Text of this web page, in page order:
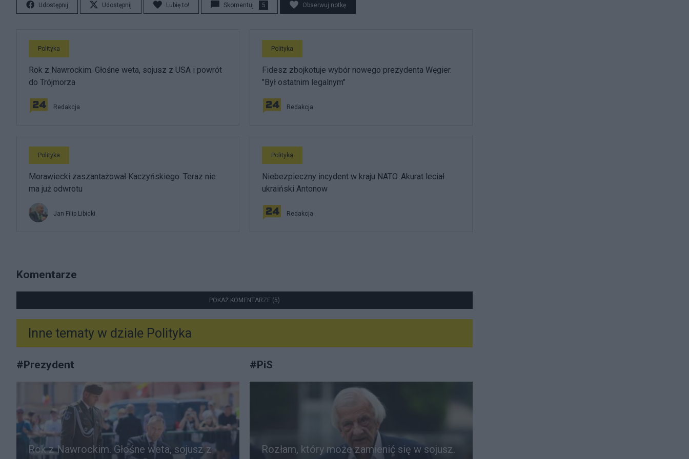
Udostępnij Udostępnij Lubię to! Skomentuj 5 Obserwuj notkę
Polityka
Rok z Nawrockim. Głośne weta, sojusz z USA i powrót
do Trójmorza
Redakcja
Polityka
Fidesz zbojkotuje wybór nowego prezydenta Węgier.
"Był ostatnim legalnym"
Redakcja
Polityka
Morawiecki zaszantażował Kaczyńskiego. Teraz nie
ma już odwrotu
Jan Filip Libicki
Polityka
Niebezpieczny incydent w kraju NATO. Akurat leciał
ukraiński Antonow
Redakcja
Komentarze
POKAŻ KOMENTARZE (5)
Inne tematy w dziale Polityka
#Prezydent
Rok z Nawrockim. Głośne weta, sojusz z
#PiS
Rozłam, który może zamienić się w sojusz.